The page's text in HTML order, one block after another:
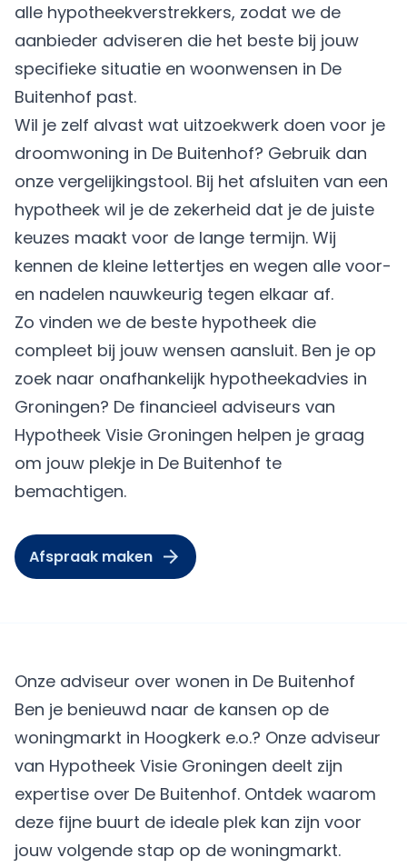
alle hypotheekverstrekkers, zodat we de
aanbieder adviseren die het beste bij jouw
specifieke situatie en woonwensen in De
Buitenhof past.
Wil je zelf alvast wat uitzoekwerk doen voor je
droomwoning in De Buitenhof? Gebruik dan
onze vergelijkingstool. Bij het afsluiten van een
hypotheek wil je de zekerheid dat je de juiste
keuzes maakt voor de lange termijn. Wij
kennen de kleine lettertjes en wegen alle voor-
en nadelen nauwkeurig tegen elkaar af.
Zo vinden we de beste hypotheek die
compleet bij jouw wensen aansluit. Ben je op
zoek naar onafhankelijk hypotheekadvies in
Groningen? De financieel adviseurs van
Hypotheek Visie Groningen helpen je graag
om jouw plekje in De Buitenhof te
bemachtigen.
Afspraak maken
Onze adviseur over wonen in De Buitenhof
Ben je benieuwd naar de kansen op de
woningmarkt in Hoogkerk e.o.? Onze adviseur
van Hypotheek Visie Groningen deelt zijn
expertise over De Buitenhof. Ontdek waarom
deze fijne buurt de ideale plek kan zijn voor
jouw volgende stap op de woningmarkt.